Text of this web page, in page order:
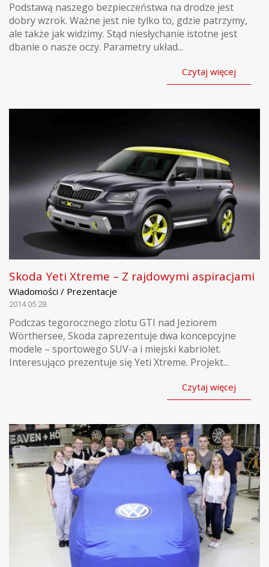
Podstawą naszego bezpieczeństwa na drodze jest
dobry wzrok. Ważne jest nie tylko to, gdzie patrzymy,
ale także jak widzimy. Stąd niesłychanie istotne jest
dbanie o nasze oczy. Parametry układ...
Czytaj więcej
Skoda Yeti Xtreme – Z rajdowymi aspiracjami
Wiadomości / Prezentacje
2014.05.28
Podczas tegorocznego zlotu GTI nad Jeziorem
Wörthersee, Skoda zaprezentuje dwa koncepcyjne
modele – sportowego SUV-a i miejski kabriolet.
Interesująco prezentuje się Yeti Xtreme. Projekt...
Czytaj więcej